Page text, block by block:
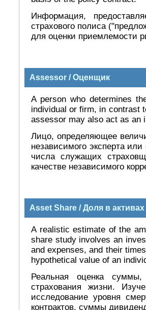
Информация,
страхового полиса
для оценки приемлемости
Assessor / Оценщик
A person who determines
individual or firm, in contrast
assessor may also act as an
Лицо, определяющее
независимого эксперта
числа служащих
качестве независимого
Asset Share / Доля в активах
A realistic estimate of the
share study involves an
and expenses, and their
hypothetical value of an
Реальная оценка
страхования жизни.
исследование уровня
контрактов, суммы